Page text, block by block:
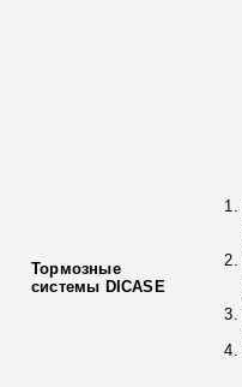
Тормозные
системы DICASE